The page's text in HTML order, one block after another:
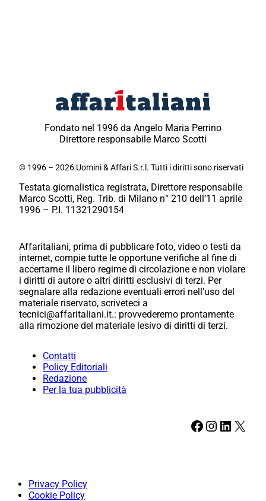
Fondato nel 1996 da Angelo Maria Perrino
Direttore responsabile Marco Scotti
© 1996 – 2026 Uomini & Affari S.r.l. Tutti i diritti sono riservati
Testata giornalistica registrata, Direttore responsabile
Marco Scotti, Reg. Trib. di Milano n° 210 dell’11 aprile
1996 – P.I. 11321290154
Affaritaliani, prima di pubblicare foto, video o testi da
internet, compie tutte le opportune verifiche al fine di
accertarne il libero regime di circolazione e non violare
i diritti di autore o altri diritti esclusivi di terzi. Per
segnalare alla redazione eventuali errori nell’uso del
materiale riservato, scriveteci a
tecnici@affaritaliani.it.: provvederemo prontamente
alla rimozione del materiale lesivo di diritti di terzi.
Contatti
Policy Editoriali
Redazione
Per la tua pubblicità
Facebook Instagram LinkedIn X
Privacy Policy
Cookie Policy